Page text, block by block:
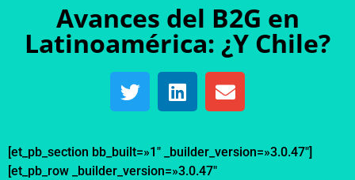
Avances del B2G en
Latinoamérica: ¿Y Chile?
[et_pb_section bb_built=»1″ _builder_version=»3.0.47″]
[et_pb_row _builder_version=»3.0.47″